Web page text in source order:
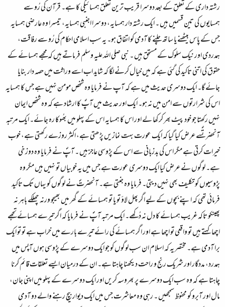
رشتہ داری کے تعلق کے بعد دوسرا قریب ترین تعلق ہمسائیگی کا ہے۔ قرآن کی رُو سے
ہمسایوں کی تین قسمیں ہیں ۔ ایک رشتہ دار ہمسایہ، دوسرا اجنبی ہمسایہ، تیسرا وہ عارضی ہمسایہ
جس کے پاس بیٹھنے یا ساتھ چلنے کا آدمی کو اتفاق ہو۔ یہ سب اسلامی احکام کی رُو سے رفاقت،
ہمدردی اور نیک سلوک کے مستحق ہیں ۔ نبی صلی اللہ علیہ وسلم فرماتے ہیں کہ مجھے ہمسائے کے
حقوق کی اتنی تاکید کی گئی ہے کہ میں خیال کرنے لگا کہ شاید اب اسے وراثت میں حصہ دار بنایا
جائے گا۔ ایک دوسری حدیث میں ہے کہ آپ نے فرمایا وہ شخص مومن نہیں ہے جس کا ہمسایہ
اس کی شرارتوں سے امن میں نہ ہو۔ ایک اور حدیث میں آپؐ کا ارشاد ہے کہ وہ شخص ایمان
نہیں رکھتا جو خود پیٹ بھر کر کھا لے اور اس کا ہمسایہ اس کے پہلو میں بھُوکا رہ جائے۔ ایک مرتبہ
آنحضرتؐسے عرض کیا گیا کہ ایک عورت بہت نمازیں پڑھتی ہے، اکثر روزے رکھتی ہے، خوب
خیرات کرتی ہے مگر اس کی بدزبانی سے اس کے پڑوسی عاجز ہیں ۔ آپؐ نے فرمایا وہ دوزخی
ہے۔ لوگوں نے عرض کیا ایک دوسری عورت ہے جس میں یہ خوبیاں تو نہیں ہیں مگر وہ
پڑوسیوں کو تکلیف بھی نہیں دیتی۔ فرمایا وہ جنتی ہے۔ آنحضرتؐ نے لوگوں کو یہاں تک تاکید
فرمائی تھی کہ اپنے بچوں کے لیے اگر پھل لاؤ تو یا تو ہمسائے کے گھر میں بھیجو ورنہ چھلکے باہر نہ
پھینکو تاکہ غریب ہمسائے کا دل نہ دُکھے۔ ایک مرتبہ آپؐ نے فرمایا کہ اگر تیرے ہمسائے تجھے
اچھا کہتے ہیں تو واقعی تو اچھا ہے اور اگر ہمسائے کی رائے تیرے بارے میں خراب ہے تو تو ایک
برا آدمی ہے۔ مختصر یہ کہ اسلام ان سب لوگوں کو جو ایک دوسرے کے پڑوسی ہوں آپس میں
ہمدرد، مددگار اور شریک رنج و راحت دیکھنا چاہتا ہے۔ ان کے درمیان ایسے تعلقات قائم کرنا
چاہتا ہے کہ وہ سب ایک دوسرے پر بھروسہ کریں اور ایک دوسرے کے پہلو میں اپنی جان،
مال اور آبرو کو محفوظ سمجھیں ۔ رہی وہ معاشرت جس میں ایک دیوار بیچ رہنے والے دو آدمی